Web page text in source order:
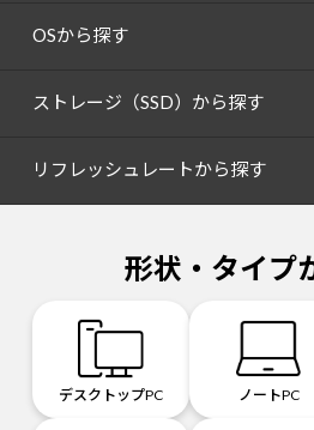
OSから探す
ストレージ（SSD）から探す
リフレッシュレートから探す
形状・タイプ
デスクトップPC ノートPC